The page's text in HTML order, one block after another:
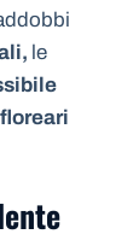
le